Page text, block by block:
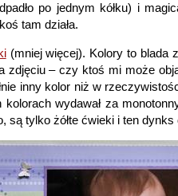
po jednym kółku) i
tam działa.
(mniej więcej). Kolory to blada
zdjęciu – czy ktoś mi może
inny kolor niż w
wydawał za
są tylko żółte ćwieki i ten dynks